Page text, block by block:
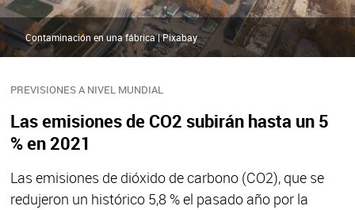
PREVISIONES A NIVEL MUNDIAL
Las emisiones de CO2 subirán hasta un 5
% en 2021
Las emisiones de dióxido de carbono (CO2), que se
redujeron un histórico 5,8 % el pasado año por la
Contaminación en una fábrica | Pixabay